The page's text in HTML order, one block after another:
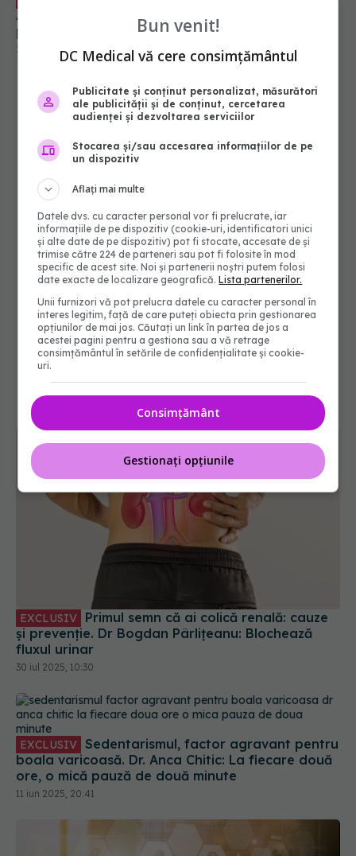
Aurel Nica: simptomul urgent care îi rușinează pe
pacienți
22 iul 2025, 23:05
EXCLUSIV
și prevenție. Dr Bogdan Pârlițeanu: Blochează
fluxul urinar
30 iul 2025, 10:30
EXCLUSIV
boala varicoasă. Dr. Anca Chitic: La fiecare două
ore, o mică pauză de două minute
11 iun 2025, 20:41
Bun venit!
DC Medical vă cere consimțământul
Publicitate și conținut personalizat, măsurători
ale publicității și de conținut, cercetarea
audienței și dezvoltarea serviciilor
Stocarea și/sau accesarea informațiilor de pe
un dispozitiv
Aflați mai multe
Datele dvs. cu caracter personal vor fi prelucrate, iar
informațiile de pe dispozitiv (cookie-uri, identificatori unici
și alte date de pe dispozitiv) pot fi stocate, accesate de și
trimise către 224 de parteneri sau pot fi folosite în mod
specific de acest site. Noi și partenerii noștri putem folosi
date exacte de localizare geografică.Lista partenerilor.
Unii furnizori vă pot prelucra datele cu caracter personal în
interes legitim, față de care puteți obiecta prin gestionarea
opțiunilor de mai jos. Căutați un link în partea de jos a
acestei pagini pentru a gestiona sau a vă retrage
consimțământul în setările de confidențialitate și cookie-
uri.
Consimțământ
Gestionați opțiunile